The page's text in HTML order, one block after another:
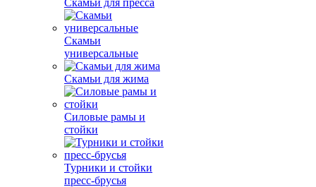
Скамьи для пресса
Скамьи
универсальные
Скамьи для жима
Силовые рамы и
стойки
Турники и стойки
пресс-брусья